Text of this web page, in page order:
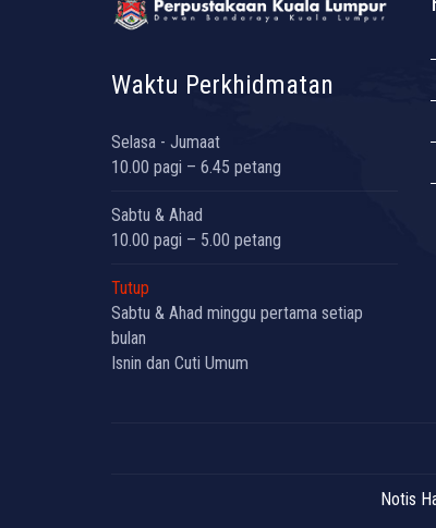
Waktu Perkhidmatan
Selasa - Jumaat
10.00 pagi – 6.45 petang
Sabtu & Ahad
10.00 pagi – 5.00 petang
Tutup
Sabtu & Ahad minggu pertama setiap
bulan
Isnin dan Cuti Umum
Notis